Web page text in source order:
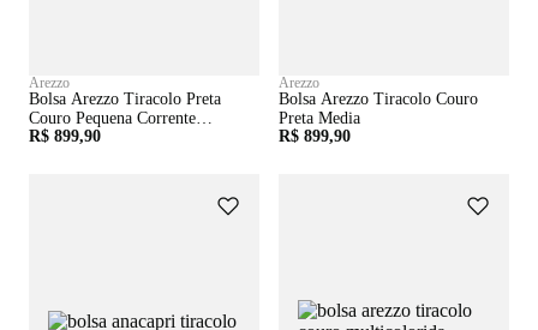
Arezzo
Bolsa Arezzo Tiracolo Preta
Couro Pequena Corrente
Dourada
R$ 899,90
Arezzo
Bolsa Arezzo Tiracolo Couro
Preta Media
R$ 899,90